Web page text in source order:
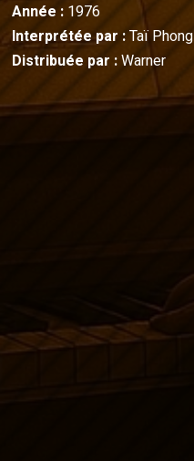
Année :1976
Interprétée par :Taï Phong
Distribuée par :Warner